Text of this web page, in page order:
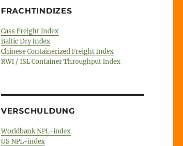
FRACHTINDIZES
Cass Freight Index
Baltic Dry Index
Chinese Containerized Freight Index
RWI / ISL Container Throughput Index
VERSCHULDUNG
Worldbank NPL-index
US NPL-index